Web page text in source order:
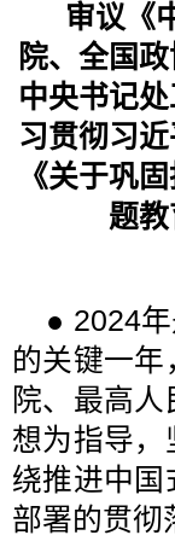
审议《
院、全国
中央书记
习贯彻习
《关于巩
题
● 2024
的关键一
院、最高
想为指导
绕推进中
部署的贯彻